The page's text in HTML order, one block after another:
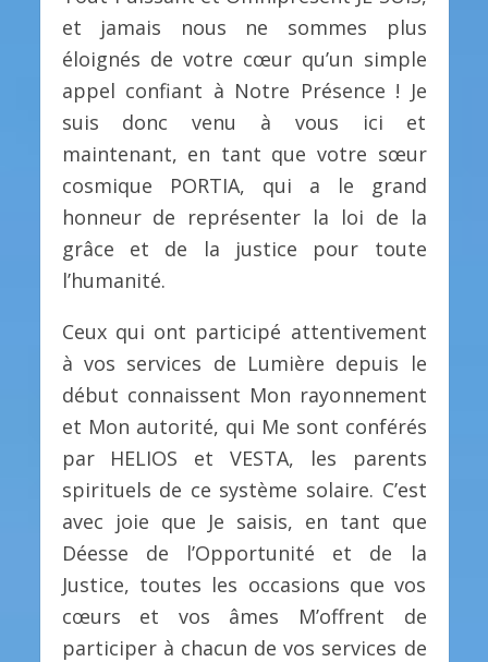
et jamais nous ne sommes plus
éloignés de votre cœur qu’un simple
appel confiant à Notre Présence ! Je
suis donc venu à vous ici et
maintenant, en tant que votre sœur
cosmique PORTIA, qui a le grand
honneur de représenter la loi de la
grâce et de la justice pour toute
l’humanité.
Ceux qui ont participé attentivement
à vos services de Lumière depuis le
début connaissent Mon rayonnement
et Mon autorité, qui Me sont conférés
par HELIOS et VESTA, les parents
spirituels de ce système solaire. C’est
avec joie que Je saisis, en tant que
Déesse de l’Opportunité et de la
Justice, toutes les occasions que vos
cœurs et vos âmes M’offrent de
participer à chacun de vos services de